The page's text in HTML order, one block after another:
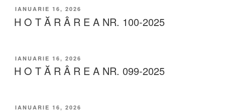
IANUARIE 16, 2026
H O T Ă R Â R E A NR. 100-2025
IANUARIE 16, 2026
H O T Ă R Â R E A NR. 099-2025
IANUARIE 16, 2026